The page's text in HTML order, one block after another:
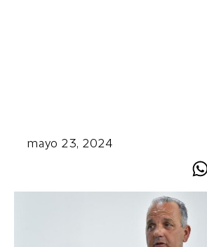
mayo 23, 2024